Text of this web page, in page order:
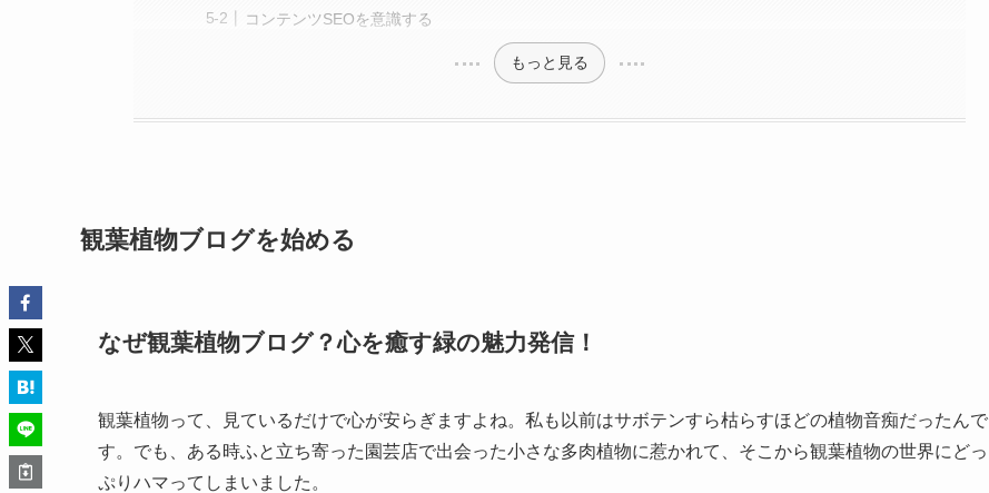
コンテンツSEOを意識する
もっと見る
観葉植物ブログを始める
なぜ観葉植物ブログ？心を癒す緑の魅力発信！
観葉植物って、見ているだけで心が安らぎますよね。私も以前はサボテンすら枯らすほどの植物音痴だったんで
す。でも、ある時ふと立ち寄った園芸店で出会った小さな多肉植物に惹かれて、そこから観葉植物の世界にどっ
ぷりハマってしまいました。